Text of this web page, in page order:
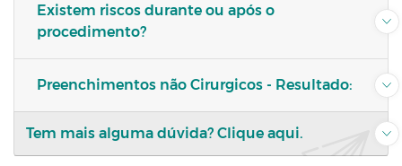
Existem riscos durante ou após o
procedimento?
Preenchimentos não Cirurgicos - Resultado:
Tem mais alguma dúvida? Clique aqui.